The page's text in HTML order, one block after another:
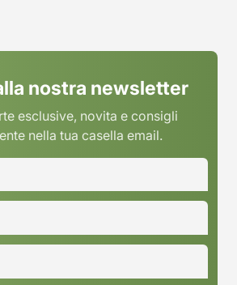
nostra newsletter
esclusive, novita e consigli
nella tua casella email.